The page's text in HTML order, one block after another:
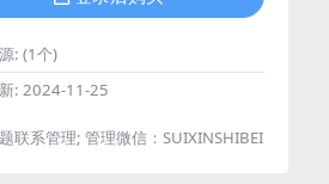
: (1个)
: 2024-11-25
联系管理; 管理微信：SUIXINSHIBEI